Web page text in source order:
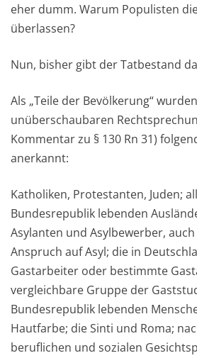
eher dumm. Warum Populisten
überlassen?
Nun, bisher gibt der Tatbestand
Als „Teile der Bevölkerung“
unüberschaubaren
Kommentar zu § 130 Rn 31)
anerkannt:
Katholiken, Protestanten, Juden;
Bundesrepublik lebenden
Asylanten und Asylbewerber,
Anspruch auf Asyl; die in
Gastarbeiter oder bestimmte
vergleichbare Gruppe der
Bundesrepublik lebenden
Hautfarbe; die Sinti und Roma;
beruflichen und sozialen